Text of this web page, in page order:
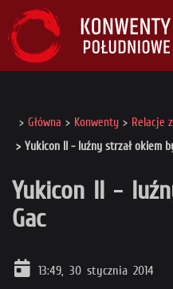
Główna Konwenty
Relacje
Yukicon II - luźny strzał okiem
Yukicon II -
Gac
13:49, 30 stycznia 2014